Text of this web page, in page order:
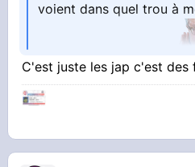
voient dans quel trou à
C'est juste les jap c'est des